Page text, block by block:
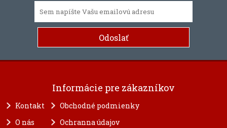
Informácie pre zákazníkov
Kontakt
O nás
Obchodné podmienky
Ochranna údajov